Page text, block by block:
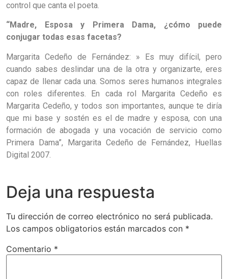
control que canta el poeta.
“Madre, Esposa y Primera Dama, ¿cómo puede
conjugar todas esas facetas?
Margarita Cedeño de Fernández: » Es muy difícil, pero
cuando sabes deslindar una de la otra y organizarte, eres
capaz de llenar cada una. Somos seres humanos integrales
con roles diferentes. En cada rol Margarita Cedeño es
Margarita Cedeño, y todos son importantes, aunque te diría
que mi base y sostén es el de madre y esposa, con una
formación de abogada y una vocación de servicio como
Primera Dama”, Margarita Cedeño de Fernández, Huellas
Digital 2007.
Deja una respuesta
Tu dirección de correo electrónico no será publicada.
Los campos obligatorios están marcados con *
Comentario *